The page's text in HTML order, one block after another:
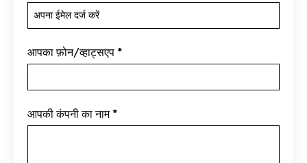
आपका फ़ोन/व्हाट्सएप *
आपकी कंपनी का नाम *